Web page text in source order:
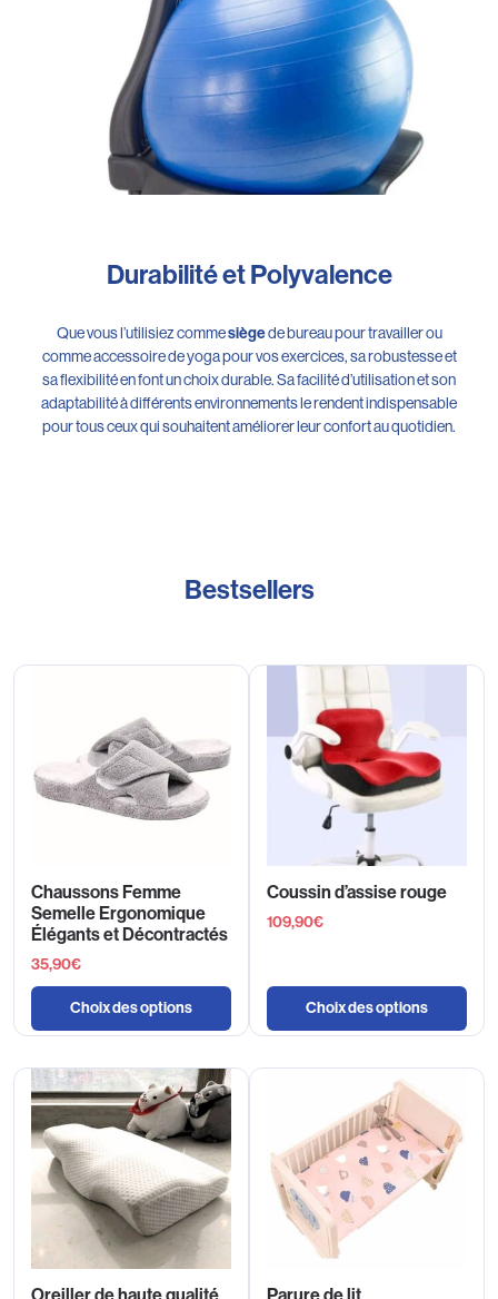
Durabilité et Polyvalence
Que vous l’utilisiez commesiègede bureau pour travailler ou
comme accessoire de yoga pour vos exercices, sa robustesse et
sa flexibilité en font un choix durable. Sa facilité d’utilisation et son
adaptabilité à différents environnements le rendent indispensable
pour tous ceux qui souhaitent améliorer leur confort au quotidien.
Bestsellers
Chaussons Femme
Semelle Ergonomique
Élégants et Décontractés
35,90€
Choix des options
Coussin d’assise rouge
109,90€
Choix des options